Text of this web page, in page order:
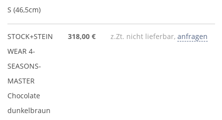
S (46,5cm)
STOCK+STEIN
WEAR 4-
SEASONS-
MASTER
Chocolate
dunkelbraun
318,00 € z.Zt. nicht lieferbar, anfragen